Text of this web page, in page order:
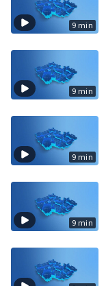
9 min
9 min
9 min
9 min